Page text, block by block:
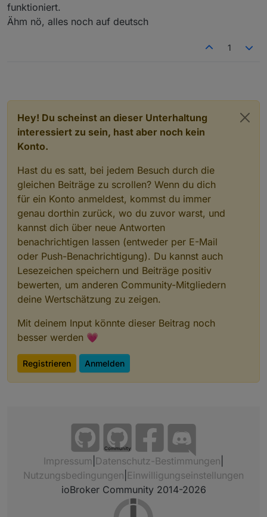
funktioniert.
Ähm nö, alles noch auf deutsch
1
Hey! Du scheinst an dieser Unterhaltung
interessiert zu sein, hast aber noch kein
Konto.
Hast du es satt, bei jedem Besuch durch die
gleichen Beiträge zu scrollen? Wenn du dich
für ein Konto anmeldest, kommst du immer
genau dorthin zurück, wo du zuvor warst, und
kannst dich über neue Antworten
benachrichtigen lassen (entweder per E-Mail
oder Push-Benachrichtigung). Du kannst auch
Lesezeichen speichern und Beiträge positiv
bewerten, um anderen Community-Mitgliedern
deine Wertschätzung zu zeigen.
Mit deinem Input könnte dieser Beitrag noch
besser werden 💗
Registrieren Anmelden
Community
Impressum Datenschutz-Bestimmungen
Nutzungsbedingungen Einwilligungseinstellungen
ioBroker Community 2014-2026